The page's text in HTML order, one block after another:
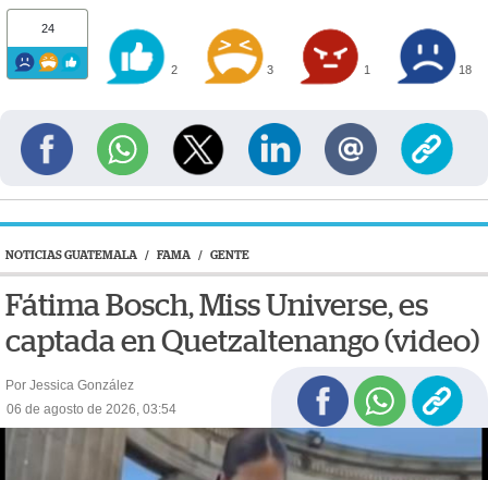
24
2 3 1 18
NOTICIAS GUATEMALA / FAMA / GENTE
Fátima Bosch, Miss Universe, es
captada en Quetzaltenango (video)
Por Jessica González
06 de agosto de 2026, 03:54